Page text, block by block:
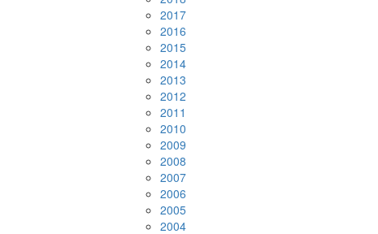
2017
2016
2015
2014
2013
2012
2011
2010
2009
2008
2007
2006
2005
2004